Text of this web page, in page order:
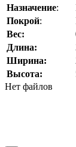
Назначение:
Покрой:
Вес:
Длина:
Ширина:
Высота:
Нет файлов